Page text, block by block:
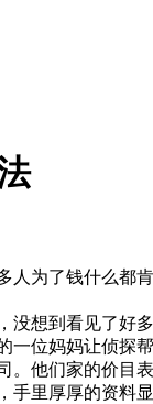
人为了钱什么都
没想到看见了好
位妈妈让侦探
。他们家的价目
里厚厚的资料